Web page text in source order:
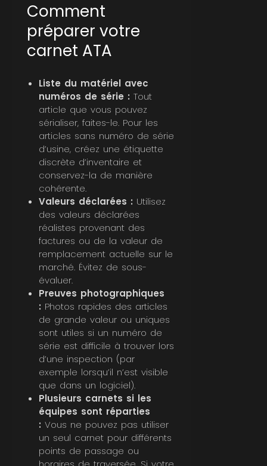
Comment
préparer votre
carnet ATA
Liste du matériel avec
numéros de série : Tout
article que vous pouvez
sérialiser, faites-le. Pour les
articles sans numéro de série
d’usine, créez une étiquette
discrète d’inventaire et
conservez-la de manière
cohérente.
Valeurs déclarées : Utilisez
des valeurs déclarées
réalistes provenant des
factures ou de la valeur de
remplacement actuelle sur le
marché. Évitez de sous-
évaluer.
Preuves photographiques
: Photos rapides des articles
de grande valeur ou uniques
sont utiles si un numéro de
série est difficile à trouver lors
d’une inspection (par
exemple lorsqu’il n’est visible
que dans un logiciel).
Plusieurs carnets si les
équipes sont réparties
: Vous ne pouvez pas utiliser
un seul carnet pour différents
points de passage ou